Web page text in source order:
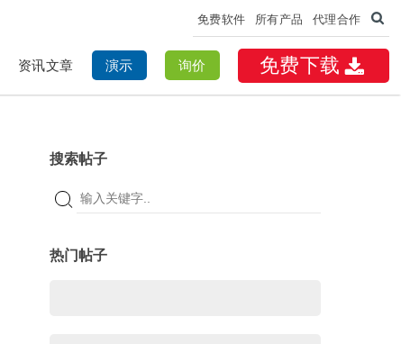
免费软件 所有产品 代理合作
免费下载
资讯文章 演示 询价
搜索帖子
热门帖子